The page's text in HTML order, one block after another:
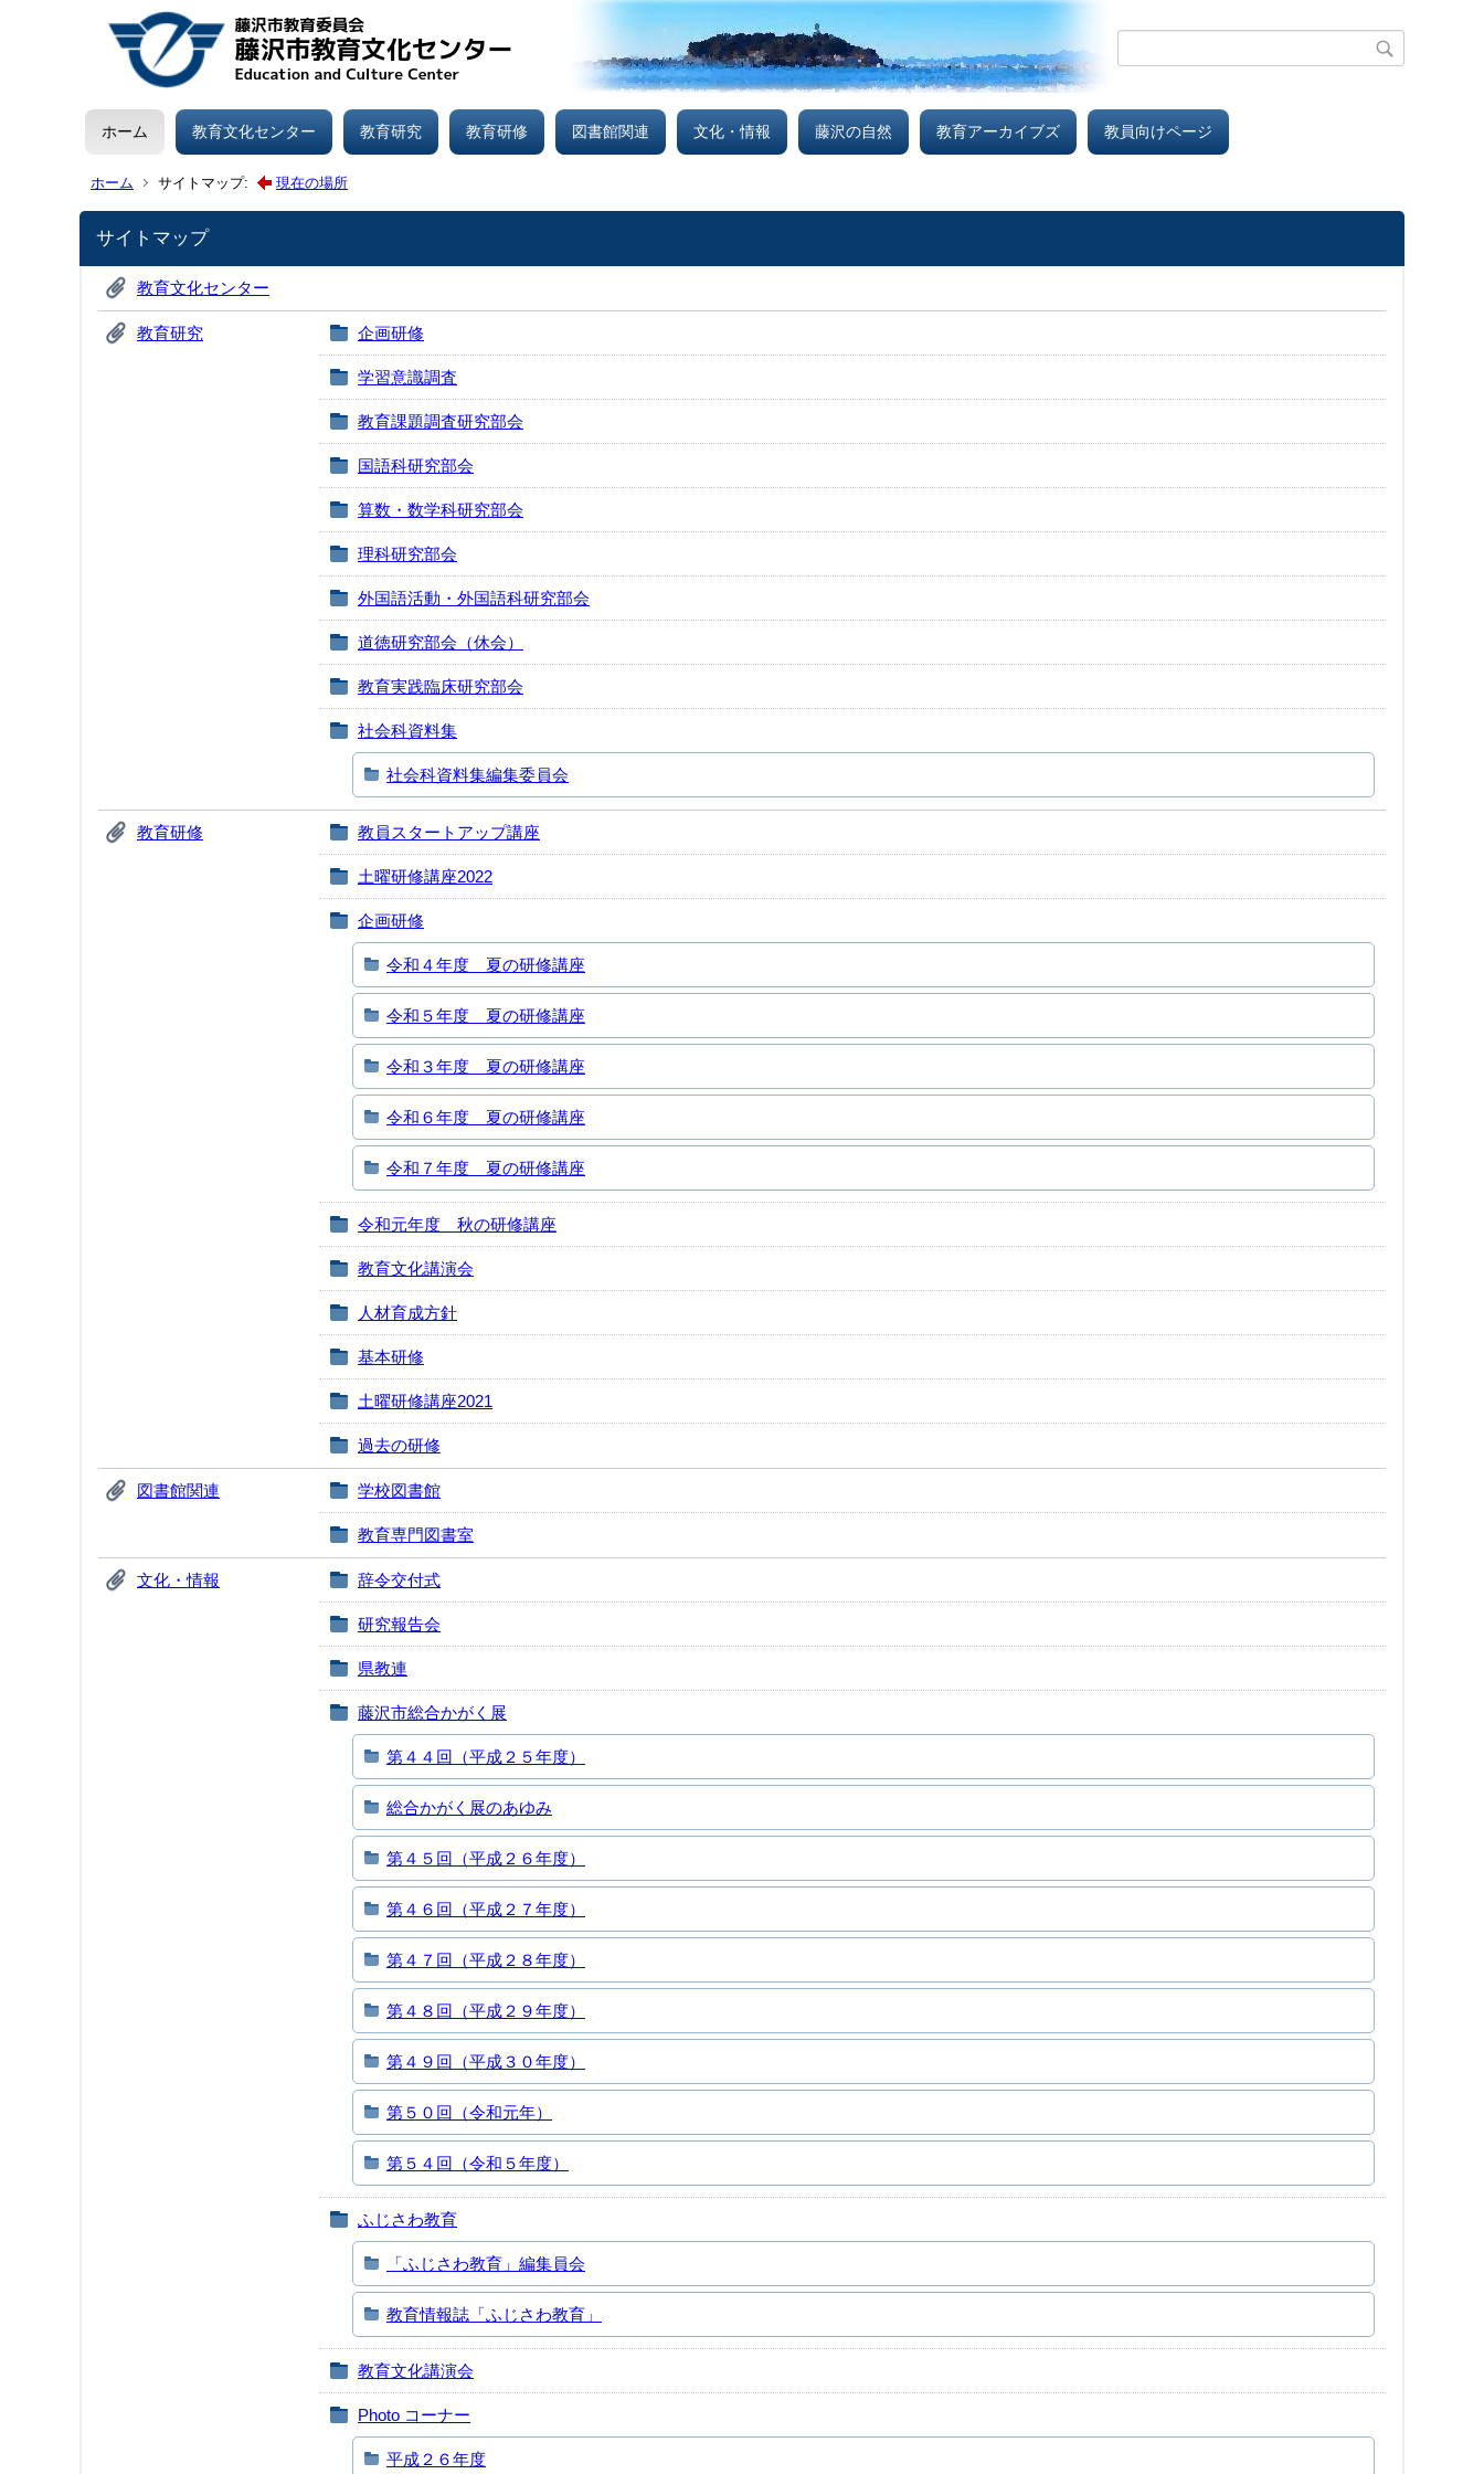
ホーム 教育文化センター 教育研究 教育研修 図書館関連 文化・情報 藤沢の自然 教育アーカイブズ 教員向けページ
ホーム サイトマップ: 現在の場所
サイトマップ
教育文化センター
教育研究 企画研修
学習意識調査
教育課題調査研究部会
国語科研究部会
算数・数学科研究部会
理科研究部会
外国語活動・外国語科研究部会
道徳研究部会（休会）
教育実践臨床研究部会
社会科資料集
社会科資料集編集委員会
教育研修 教員スタートアップ講座
土曜研修講座2022
企画研修
令和４年度 夏の研修講座
令和５年度 夏の研修講座
令和３年度 夏の研修講座
令和６年度 夏の研修講座
令和７年度 夏の研修講座
令和元年度 秋の研修講座
教育文化講演会
人材育成方針
基本研修
土曜研修講座2021
過去の研修
図書館関連 学校図書館
教育専門図書室
文化・情報 辞令交付式
研究報告会
県教連
藤沢市総合かがく展
第４４回（平成２５年度）
総合かがく展のあゆみ
第４５回（平成２６年度）
第４６回（平成２７年度）
第４７回（平成２８年度）
第４８回（平成２９年度）
第４９回（平成３０年度）
第５０回（令和元年）
第５４回（令和５年度）
ふじさわ教育
「ふじさわ教育」編集員会
教育情報誌「ふじさわ教育」
教育文化講演会
Photo コーナー
平成２６年度